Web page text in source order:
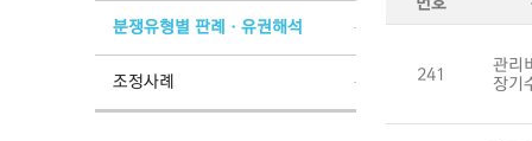
분쟁유형별 판례ㆍ유권해석
조정사례 241
관리
장기